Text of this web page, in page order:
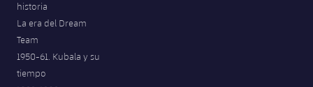
historia
La era del Dream
Team
1950-61. Kubala y su
tiempo